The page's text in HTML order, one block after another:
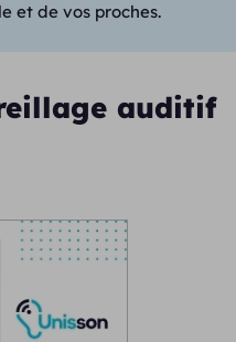
et de vos proches.
auditif